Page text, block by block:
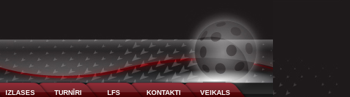
IZLASES TURNĪRI LFS KONTAKTI
VEIKALS